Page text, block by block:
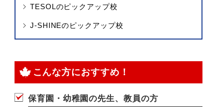
TESOLのピックアップ校
J-SHINEのピックアップ校
こんな方におすすめ！
保育園・幼稚園の先生、教員の方